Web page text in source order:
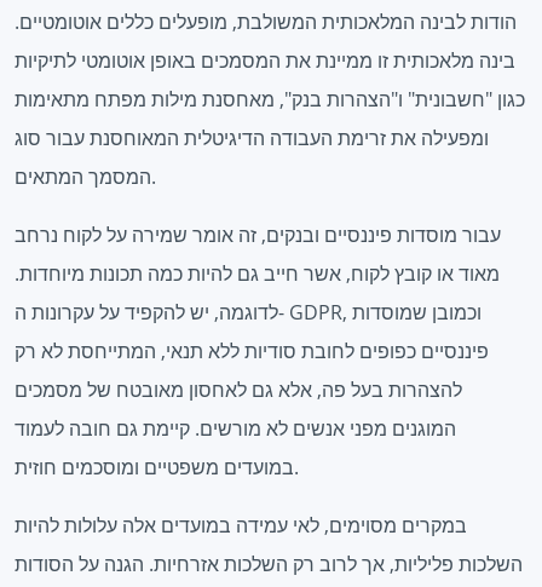
הודות לבינה המלאכותית המשולבת, מופעלים כללים אוטומטיים.
בינה מלאכותית זו ממיינת את המסמכים באופן אוטומטי לתיקיות
כגון "חשבונית" ו"הצהרות בנק", מאחסנת מילות מפתח מתאימות
ומפעילה את זרימת העבודה הדיגיטלית המאוחסנת עבור סוג
המסמך המתאים.
עבור מוסדות פיננסיים ובנקים, זה אומר שמירה על לקוח נרחב
מאוד או קובץ לקוח, אשר חייב גם להיות כמה תכונות מיוחדות.
לדוגמה, יש להקפיד על עקרונות ה- GDPR, וכמובן שמוסדות
פיננסיים כפופים לחובת סודיות ללא תנאי, המתייחסת לא רק
להצהרות בעל פה, אלא גם לאחסון מאובטח של מסמכים
המוגנים מפני אנשים לא מורשים. קיימת גם חובה לעמוד
במועדים משפטיים ומוסכמים חוזית.
במקרים מסוימים, לאי עמידה במועדים אלה עלולות להיות
השלכות פליליות, אך לרוב רק השלכות אזרחיות. הגנה על הסודות